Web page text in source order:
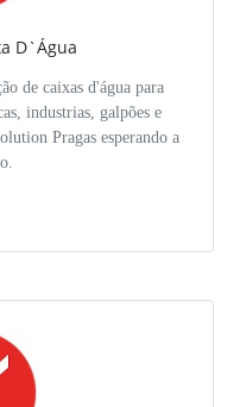
D`Água
de caixas d'água para
industrias, galpões e
Pragas esperando a